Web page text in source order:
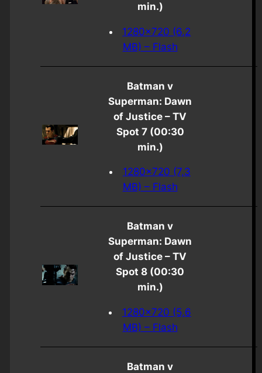
min.)
1280×720 (6,2
MB) – Flash
Batman v
Superman: Dawn
of Justice – TV
Spot 7 (00:30
min.)
1280×720 (7,3
MB) – Flash
Batman v
Superman: Dawn
of Justice – TV
Spot 8 (00:30
min.)
1280×720 (5,6
MB) – Flash
Batman v